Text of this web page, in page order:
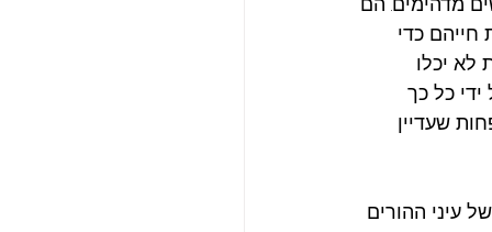
חייהם כדי
יכלו
כל כך
שעדיין
עיני ההורים